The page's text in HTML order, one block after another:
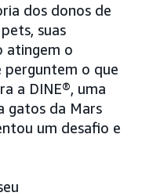
dos donos de
suas
atingem o
perguntem o que
a DINE®, uma
gatos da Mars
um desafio e